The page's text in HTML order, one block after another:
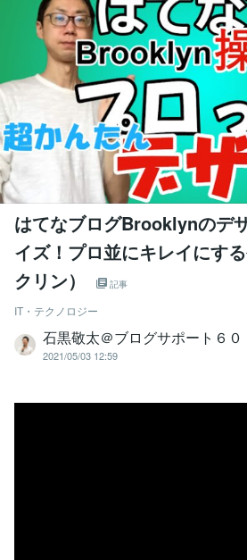
はてなブログBrooklynのデ
イズ！プロ並にキレイにす
クリン）
記事
IT・テクノロジー
石黒敬太＠ブログサポート６０
2021/05/03 12:59